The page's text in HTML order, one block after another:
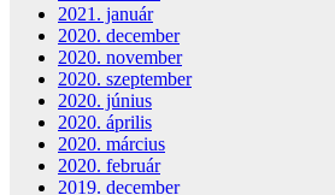
2021. január
2020. december
2020. november
2020. szeptember
2020. június
2020. április
2020. március
2020. február
2019. december